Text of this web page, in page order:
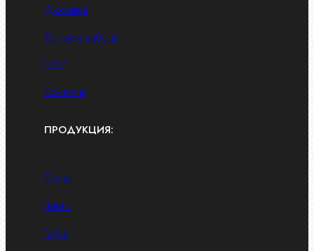
Доставка
Условия работы
Блог
Контакты
ПРОДУКЦИЯ:
Болты
Винты
Гайки